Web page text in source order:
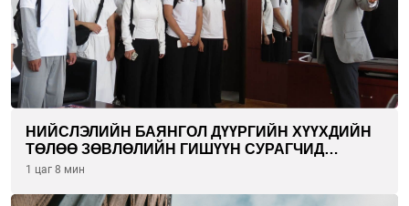
НИЙСЛЭЛИЙН БАЯНГОЛ ДҮҮРГИЙН ХҮҮХДИЙН
ТӨЛӨӨ ЗӨВЛӨЛИЙН ГИШҮҮН СУРАГЧИД
БОЛОВСРОЛЫН ЯАМАНД ЗОЧИЛЛОО
1 цаг 8 мин